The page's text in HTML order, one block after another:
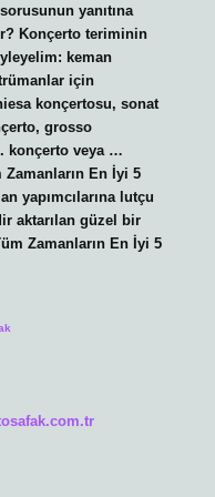
yanıtına
Konçerto teriminin
keman
için
konçertosu, sonat
grosso
konçerto veya …
Zamanların En İyi 5
yapımcılarına lutçu
aktarılan güzel bir
Zamanların En İyi 5